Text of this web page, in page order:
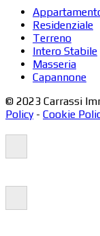
Residenziale
Terreno
Intero Stabile
Masseria
Capannone
© 2023 Carrassi
Policy- Cookie